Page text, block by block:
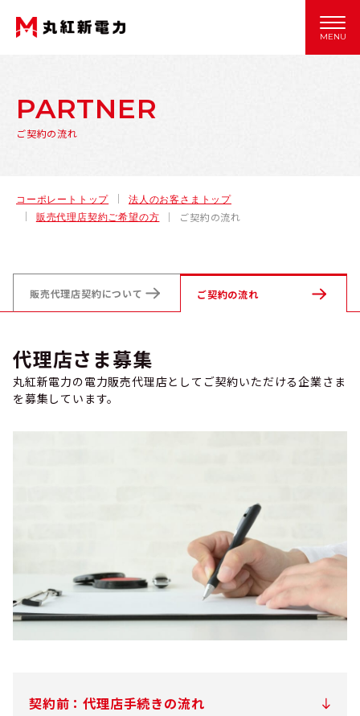
MENU
PARTNER
ご契約の流れ
コーポレートトップ
法人のお客さまトップ
販売代理店契約ご希望の方
ご契約の流れ
販売代理店契約について ご契約の流れ
代理店さま募集
丸紅新電力の電力販売代理店としてご契約いただける企業さま
を募集しています。
契約前：代理店手続きの流れ